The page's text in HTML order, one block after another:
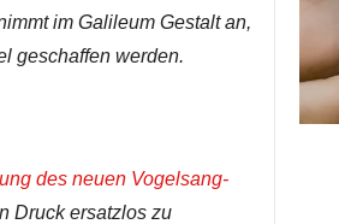
im Galileum Gestalt an,
geschaffen werden.
des neuen Vogelsang-
Druck ersatzlos zu